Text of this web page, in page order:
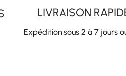
LIVRAISON
Expédition sous 2 à 7 jours